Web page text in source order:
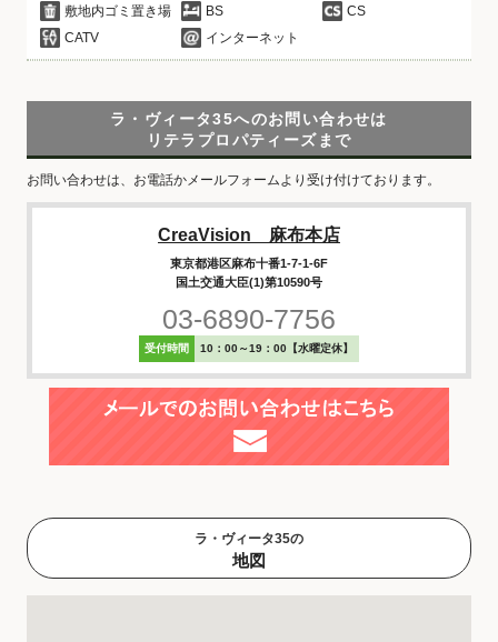
敷地内ゴミ置き場 BS
CS
CATV
インターネット
ラ・ヴィータ35へのお問い合わせは
リテラプロパティーズまで
お問い合わせは、お電話かメールフォームより受け付けております。
CreaVision 麻布本店
東京都港区麻布十番1-7-1-6F
国土交通大臣(1)第10590号
03-6890-7756
受付時間 10：00～19：00【水曜定休】
ラ・ヴィータ35の
地図